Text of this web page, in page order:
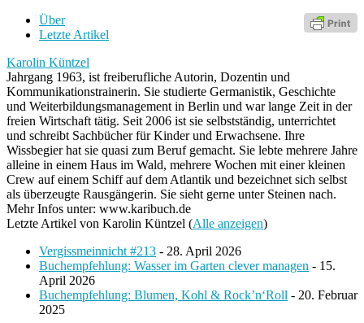
Über
Letzte Artikel
Karolin Küntzel
Jahrgang 1963, ist freiberufliche Autorin, Dozentin und
Kommunikationstrainerin. Sie studierte Germanistik, Geschichte
und Weiterbildungsmanagement in Berlin und war lange Zeit in der
freien Wirtschaft tätig. Seit 2006 ist sie selbstständig, unterrichtet
und schreibt Sachbücher für Kinder und Erwachsene. Ihre
Wissbegier hat sie quasi zum Beruf gemacht. Sie lebte mehrere Jahre
alleine in einem Haus im Wald, mehrere Wochen mit einer kleinen
Crew auf einem Schiff auf dem Atlantik und bezeichnet sich selbst
als überzeugte Rausgängerin. Sie sieht gerne unter Steinen nach.
Mehr Infos unter: www.karibuch.de
Letzte Artikel von Karolin Küntzel (Alle anzeigen)
Vergissmeinnicht #213 - 28. April 2026
Buchempfehlung: Wasser im Garten clever managen - 15.
April 2026
Buchempfehlung: Blumen, Kohl & Rock’n‘Roll - 20. Februar
2025